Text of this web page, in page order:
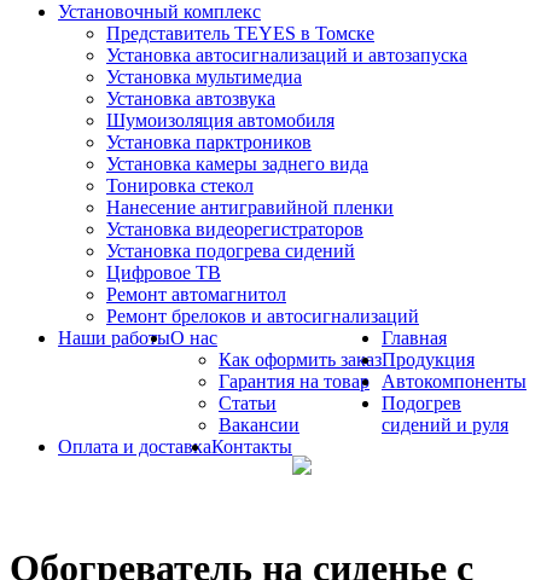
Установочный комплекс
Представитель TEYES в Томске
Установка автосигнализаций и автозапуска
Установка мультимедиа
Установка автозвука
Шумоизоляция автомобиля
Установка парктроников
Установка камеры заднего вида
Тонировка стекол
Нанесение антигравийной пленки
Установка видеорегистраторов
Установка подогрева сидений
Цифровое ТВ
Ремонт автомагнитол
Ремонт брелоков и автосигнализаций
Наши работыО нас
Как оформить заказ
Гарантия на товар
Статьи
Вакансии
Оплата и доставкаКонтакты
Главная
Продукция
Автокомпоненты
Подогрев
сидений и руля
Обогреватель на сиденье с